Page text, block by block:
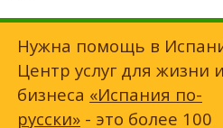
Нужна помощь в
Центр услуг для жизни и
бизнеса «Испания по-
русски» - это более 100